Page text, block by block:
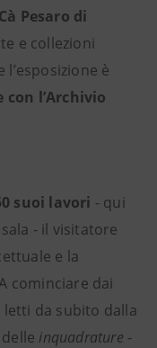
Pesaro di
e collezioni
è
l’Archivio
suoi lavori - qui
- il visitatore
e la
cominciare dai
letti da subito dalla
inquadrature -